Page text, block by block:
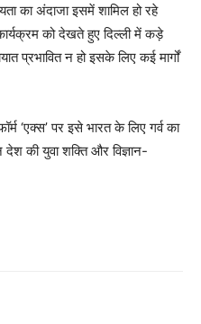
का अंदाजा इसमें शामिल हो रहे
को देखते हुए दिल्ली में कड़े
प्रभावित न हो इसके लिए कई मार्गों
‘एक्स’ पर इसे भारत के लिए गर्व का
की युवा शक्ति और विज्ञान-